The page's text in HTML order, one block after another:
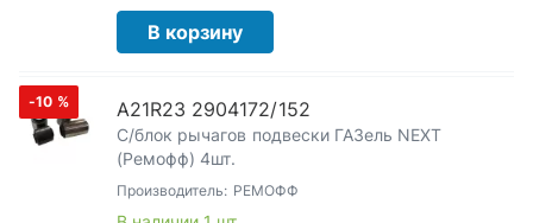
В корзину
-10 % А21R23 2904172/152
С/блок рычагов подвески ГАЗель NEXT
(Ремофф) 4шт.
Производитель: РЕМОФФ